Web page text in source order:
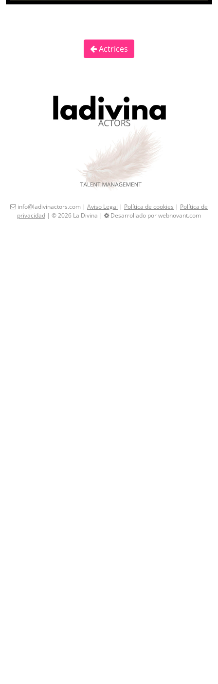
Actrices
info@ladivinactors.com | Aviso Legal | Política de cookies | Política de
privacidad | © 2026 La Divina | Desarrollado por webnovant.com